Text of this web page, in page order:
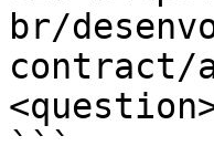
br/
contract/
```